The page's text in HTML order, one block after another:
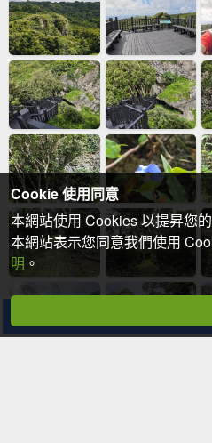
Cookie 使用同意
本網站使用 Cookies 以提昇您
本網站表示您同意我們使用
明。